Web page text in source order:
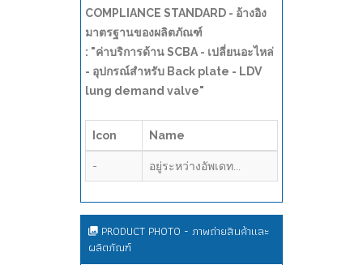
COMPLIANCE STANDARD - อ้างอิง
มาตรฐานของผลิตภัณฑ์
: "ค่าบริการด้าน SCBA - เปลี่ยนอะไหล่
- อุปกรณ์สำหรับ Back plate - LDV
lung demand valve"
Icon Name
- อยู่ระหว่างอัพเดท...
PRODUCT PHOTO - ภาพถ่ายสินค้าและ
ผลิตภัณฑ์